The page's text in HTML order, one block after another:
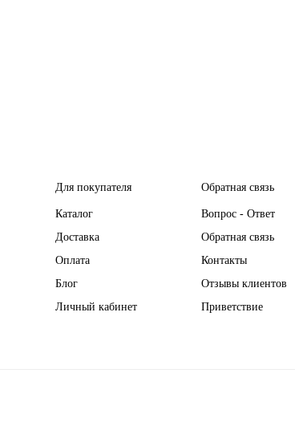
Для покупателя
Каталог
Доставка
Оплата
Блог
Личный кабинет
Обратная связь
Вопрос - Ответ
Обратная связь
Контакты
Отзывы клиентов
Приветствие